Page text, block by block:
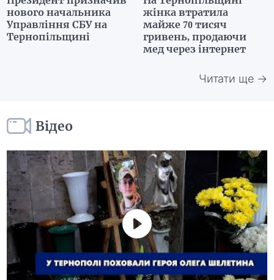
нового начальника
Управління СБУ на
Тернопільщині
жінка втратила
майже 70 тисяч
гривень, продаючи
мед через інтернет
Читати ще →
Відео